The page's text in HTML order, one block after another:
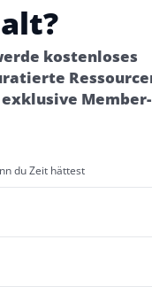
kostenloses
Member-
du Zeit hättest